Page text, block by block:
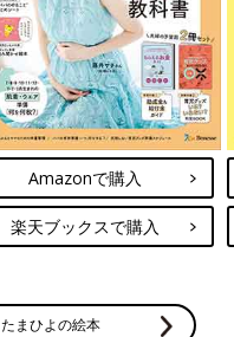
Amazonで購入
楽天ブックスで購入
たまひよの絵本